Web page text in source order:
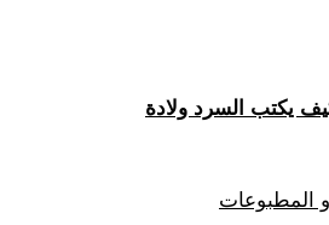
يكتب السرد ولادة
المطبوعات